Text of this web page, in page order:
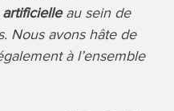
au sein de
Nous avons hâte de
à l’ensemble